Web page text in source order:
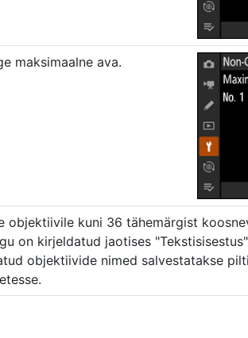
maksimaalne ava.
objektiivile kuni 36 tähemärgist
on kirjeldatud jaotises
objektiivide nimed salvestatakse